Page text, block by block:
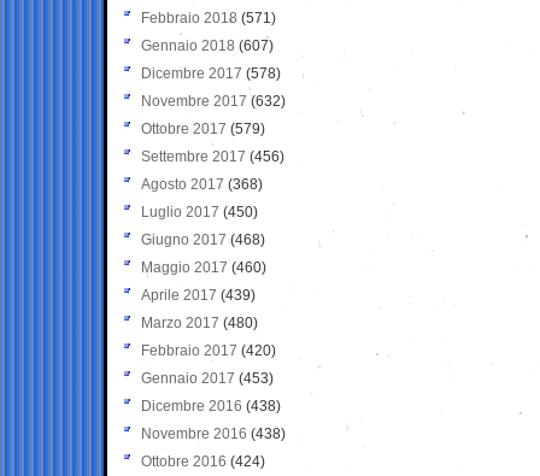
Febbraio 2018 (571)
Gennaio 2018 (607)
Dicembre 2017 (578)
Novembre 2017 (632)
Ottobre 2017 (579)
Settembre 2017 (456)
Agosto 2017 (368)
Luglio 2017 (450)
Giugno 2017 (468)
Maggio 2017 (460)
Aprile 2017 (439)
Marzo 2017 (480)
Febbraio 2017 (420)
Gennaio 2017 (453)
Dicembre 2016 (438)
Novembre 2016 (438)
Ottobre 2016 (424)